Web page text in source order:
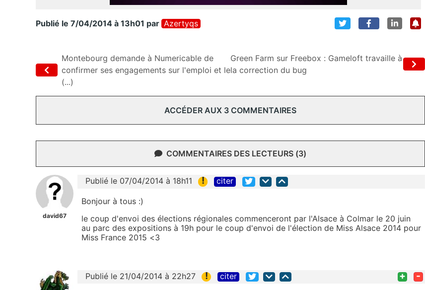
Publié le 7/04/2014 à 13h01 par Azertyqs
Montebourg demande à Numericable de
confirmer ses engagements sur l'emploi et le
(...)
Green Farm sur Freebox : Gameloft travaille à
la correction du bug
ACCÉDER AUX 3 COMMENTAIRES
COMMENTAIRES DES LECTEURS (3)
david67
Publié le 07/04/2014 à 18h11 ! citer
Bonjour à tous :)
le coup d'envoi des élections régionales commenceront par l'Alsace à Colmar le 20 juin
au parc des expositions à 19h pour le coup d'envoi de l'élection de Miss Alsace 2014 pour
Miss France 2015 <3
Publié le 21/04/2014 à 22h27 ! citer + -